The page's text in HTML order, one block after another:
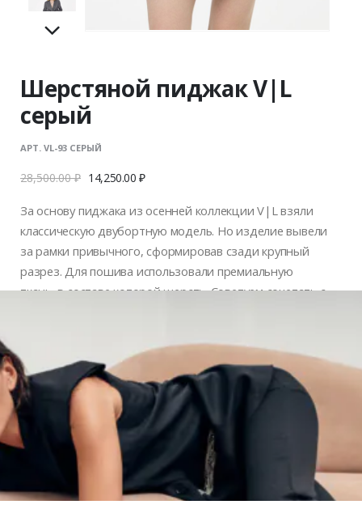
Шерстяной пиджак V|L
серый
АРТ. VL-93 СЕРЫЙ
28,500.00₽ 14,250.00 ₽
За основу пиджака из осенней коллекции V|L взяли
классическую двубортную модель. Но изделие вывели
за рамки привычного, сформировав сзади крупный
разрез. Для пошива использовали премиальную
ткань, в составе которой шерсть. Советуем сочетать с
Размер:S, M, L
Страна-производитель:Россия
Тип товара:
Костюмы, Пиджаки и жакеты
VERESK LABEL
Написать в MAX
Состав и уход